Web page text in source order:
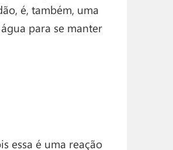
é, também, uma
para se manter
essa é uma reação